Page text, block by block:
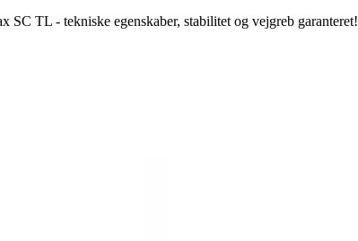
TL - tekniske egenskaber, stabilitet og vejgreb garanteret!